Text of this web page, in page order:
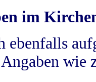
im
wie